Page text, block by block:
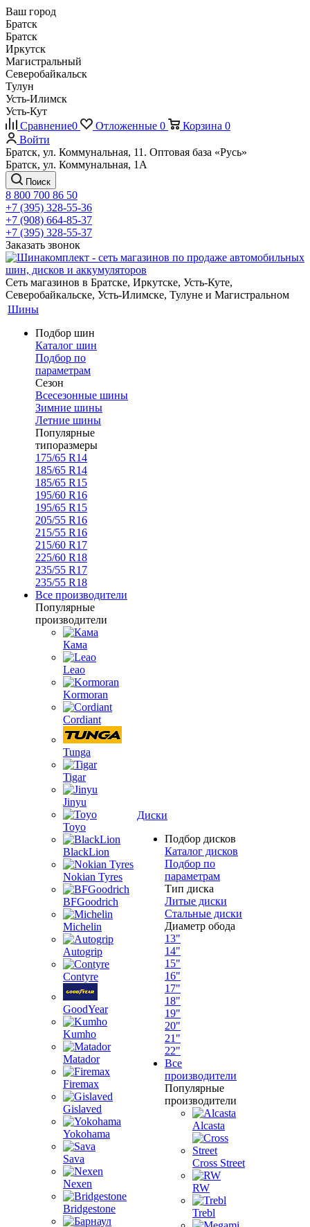
Ваш город
Братск
Братск
Иркутск
Магистральный
Северобайкальск
Тулун
Усть-Илимск
Усть-Кут
Сравнение0 Отложенные 0 Корзина 0
Войти
Братск, ул. Коммунальная, 11. Оптовая база «Русь»
Братск, ул. Коммунальная, 1А
Поиск
8 800 700 86 50
+7 (395) 328-55-36
+7 (908) 664-85-37
+7 (395) 328-55-37
Заказать звонок
Сеть магазинов в Братске, Иркутске, Усть-Куте,
Северобайкальске, Усть-Илимске, Тулуне и Магистральном
Шины
Подбор шин
Каталог шин
Подбор по
параметрам
Сезон
Всесезонные шины
Зимние шины
Летние шины
Популярные
типоразмеры
175/65 R14
185/65 R14
185/65 R15
195/60 R16
195/65 R15
205/55 R16
215/55 R16
215/60 R17
225/60 R18
235/55 R17
235/55 R18
Все производители
Популярные
производители
Кама
Leao
Kormoran
Cordiant
Tunga
Tigar
Jinyu
Toyo
BlackLion
Nokian Tyres
BFGoodrich
Michelin
Autogrip
Contyre
GoodYear
Kumho
Matador
Firemax
Gislaved
Yokohama
Sava
Nexen
Bridgestone
Диски
Подбор дисков
Каталог дисков
Подбор по
параметрам
Тип диска
Литые диски
Стальные диски
Диаметр обода
13"
14"
15"
16"
17"
18"
19"
20"
21"
22"
Все
производители
Популярные
производители
Alcasta
Cross Street
RW
Trebl